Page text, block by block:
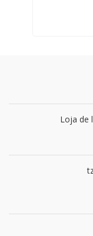
Loja de